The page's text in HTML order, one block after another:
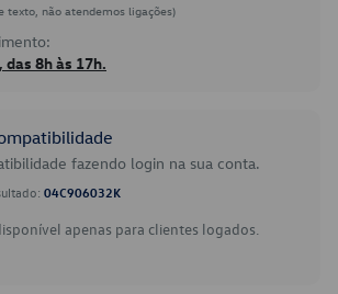
texto, não atendemos ligações)
8h às 17h.
fazendo login na sua conta.
04C906032K
apenas para clientes logados.